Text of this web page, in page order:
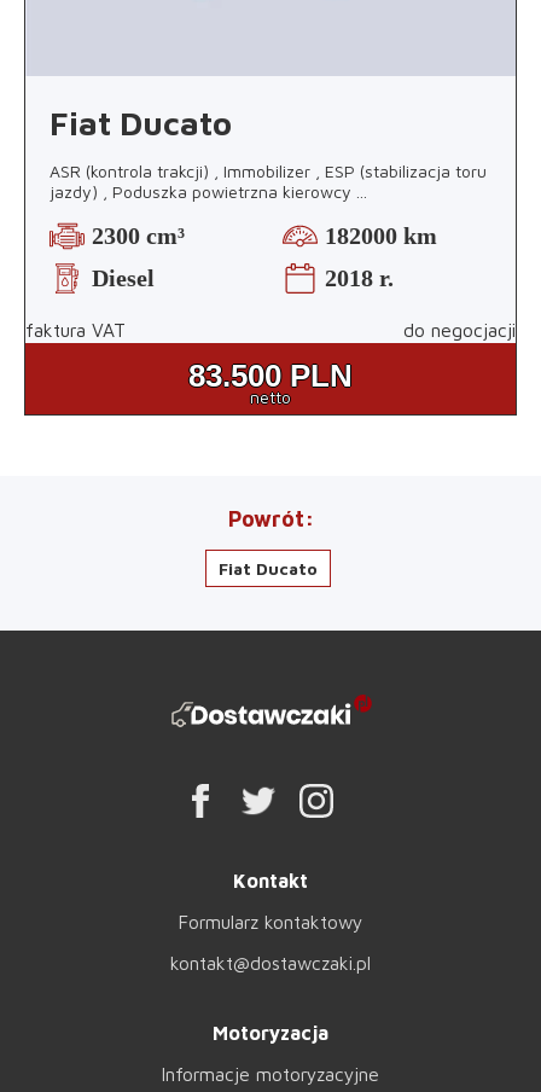
Fiat Ducato
ASR (kontrola trakcji) , Immobilizer , ESP (stabilizacja toru
jazdy) , Poduszka powietrzna kierowcy
2300 cm³
182000 km
Diesel
2018 r.
faktura VAT do negocjacji
83.500 PLN
netto
Powrót
Fiat Ducato
Kontakt
Formularz kontaktowy
kontakt@dostawczaki.pl
Motoryzacja
Informacje motoryzacyjne